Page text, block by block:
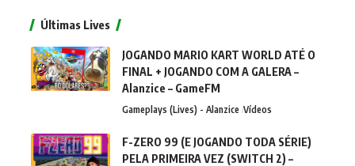
Últimas Lives
JOGANDO MARIO KART WORLD ATÉ O
FINAL + JOGANDO COM A GALERA –
Alanzice – GameFM
Gameplays (Lives) - Alanzice Vídeos
F-ZERO 99 (E JOGANDO TODA SÉRIE)
PELA PRIMEIRA VEZ (SWITCH 2) –